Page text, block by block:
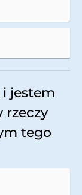
jestem
rzeczy
tego